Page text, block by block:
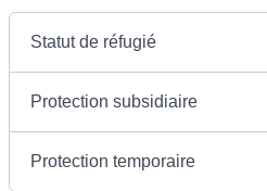
Statut de réfugié
Protection subsidiaire
Protection temporaire